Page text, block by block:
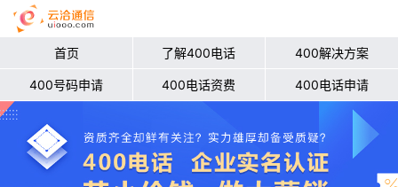
首页 了解400电话 400解决方案
400号码申请 400电话资费 400电话申请